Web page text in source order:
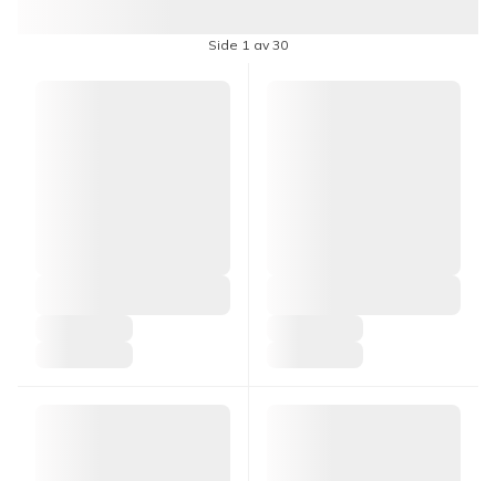
Side 1 av 30